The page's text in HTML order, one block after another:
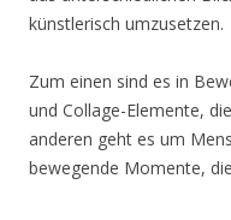
künstlerisch umzusetzen.
Zum einen sind es in
und Collage-Elemente,
anderen geht es um
bewegende Momente,